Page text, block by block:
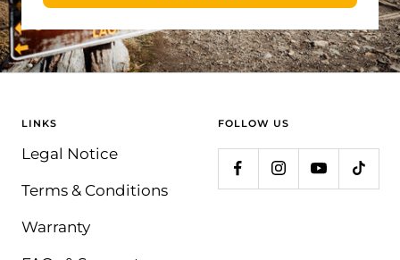
LINKS
Legal Notice
Terms & Conditions
Warranty
FOLLOW US